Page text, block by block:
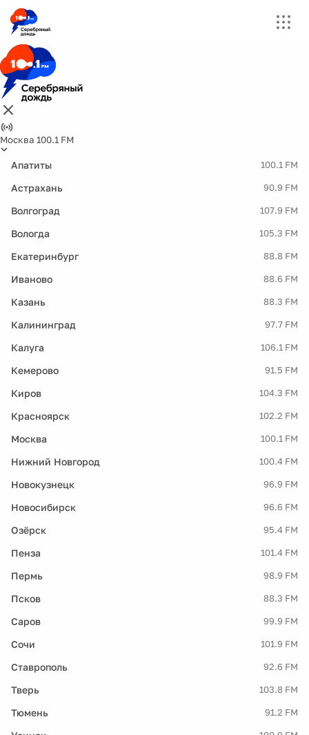
Москва 100.1 FM
Апатиты 100.1 FM
Астрахань 90.9 FM
Волгоград 107.9 FM
Вологда 105.3 FM
Екатеринбург 88.8 FM
Иваново 88.6 FM
Казань 88.3 FM
Калининград 97.7 FM
Калуга 106.1 FM
Кемерово 91.5 FM
Киров 104.3 FM
Красноярск 102.2 FM
Москва 100.1 FM
Нижний Новгород 100.4 FM
Новокузнецк 96.9 FM
Новосибирск 96.6 FM
Озёрск 95.4 FM
Пенза 101.4 FM
Пермь 98.9 FM
Псков 88.3 FM
Саров 99.9 FM
Сочи 101.9 FM
Ставрополь 92.6 FM
Тверь 103.8 FM
Тюмень 91.2 FM